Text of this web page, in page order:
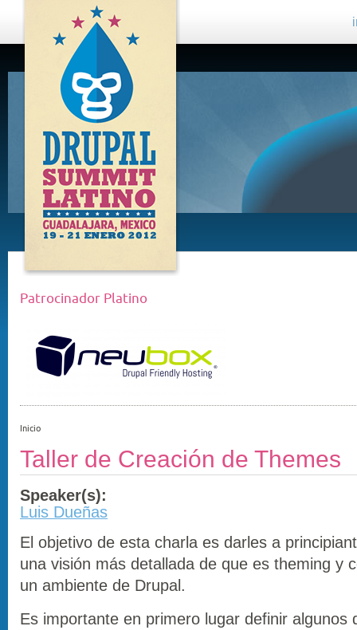
DRUPAL
SUMMIT
LATINO,
GUADALAJARA
2012
Patrocinador Platino
Inicio
Taller de Creación de Themes
Speaker(s):
Luis Dueñas
El objetivo de esta charla es darles a
una visión más detallada de que es theming y
un ambiente de Drupal.
Es importante en primero lugar definir algunos